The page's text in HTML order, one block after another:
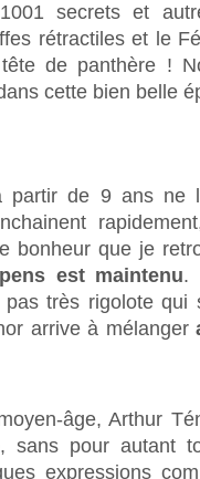
secrets et
rétractiles et le
de panthère !
cette bien belle
partir de 9 ans ne
bonheur que je
est maintenu.
pas très rigolote
arrive à mélanger
âge, Arthur
, sans pour autant
expressions